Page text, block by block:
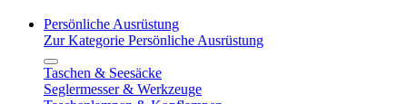
Persönliche Ausrüstung
Zur Kategorie Persönliche Ausrüstung
Taschen & Seesäcke
Seglermesser & Werkzeuge